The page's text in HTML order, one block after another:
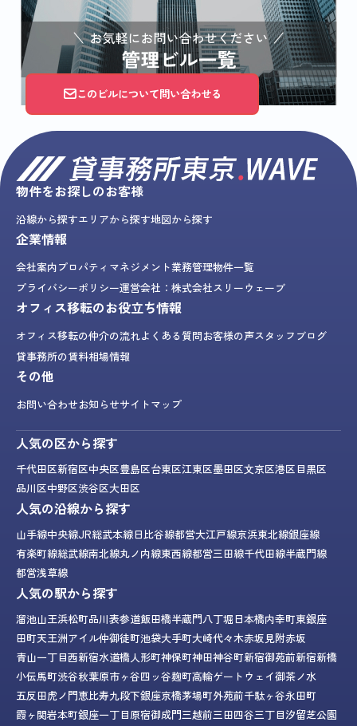
このビルについて問い合わせる
物件をお探しのお客様
沿線から探すエリアから探す地図から探す
企業情報
会社案内プロパティマネジメント業務管理物件一覧
プライバシーポリシー運営会社：株式会社スリーウェーブ
オフィス移転のお役立ち情報
オフィス移転の仲介の流れよくある質問お客様の声スタッフブログ
貸事務所の賃料相場情報
その他
お問い合わせお知らせサイトマップ
人気の区から探す
千代田区新宿区中央区豊島区台東区江東区墨田区文京区港区目黒区
品川区中野区渋谷区大田区
人気の沿線から探す
山手線中央線JR総武本線日比谷線都営大江戸線京浜東北線銀座線
有楽町線総武線南北線丸ノ内線東西線都営三田線千代田線半蔵門線
都営浅草線
人気の駅から探す
溜池山王浜松町品川表参道飯田橋半蔵門八丁堀日本橋内幸町東銀座
田町天王洲アイル仲御徒町池袋大手町大崎代々木赤坂見附赤坂
青山一丁目西新宿水道橋人形町神保町神田神谷町新宿御苑前新宿新橋
小伝馬町渋谷秋葉原市ヶ谷四ッ谷麹町高輪ゲートウェイ御茶ノ水
五反田虎ノ門恵比寿九段下銀座京橋茅場町外苑前千駄ヶ谷永田町
霞ヶ関岩本町銀座一丁目原宿御成門三越前三田四谷三丁目汐留芝公園